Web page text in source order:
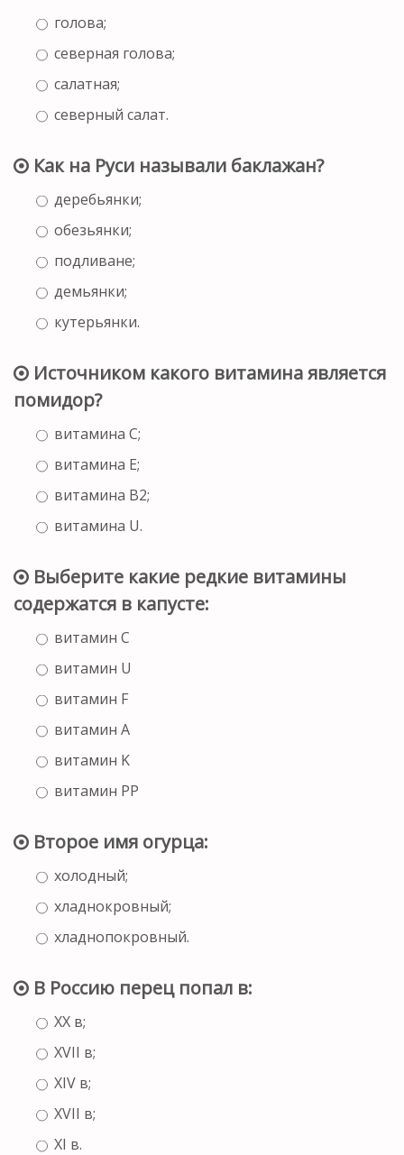
голова;
северная голова;
салатная;
северный салат.
Как на Руси называли баклажан?
деребьянки;
обезьянки;
подливане;
демьянки;
кутерьянки.
Источником какого витамина является
помидор?
витамина С;
витамина Е;
витамина В2;
витамина U.
Выберите какие редкие витамины
содержатся в капусте:
витамин С
витамин U
витамин F
витамин A
витамин K
витамин PP
Второе имя огурца:
холодный;
хладнокровный;
хладнопокровный.
В Россию перец попал в:
XX в;
XVII в;
XIV в;
XVII в;
XI в.